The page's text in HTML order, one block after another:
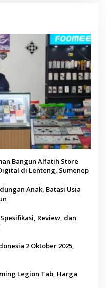
Bangun Alfatih Store
di Lenteng, Sumenep
Anak, Batasi Usia
Review, dan
2 Oktober 2025,
Legion Tab, Harga